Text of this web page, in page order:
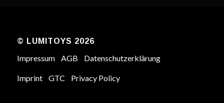
© LUMITOYS 2026
Impressum AGB Datenschutzerklärung
Imprint GTC Privacy Policy